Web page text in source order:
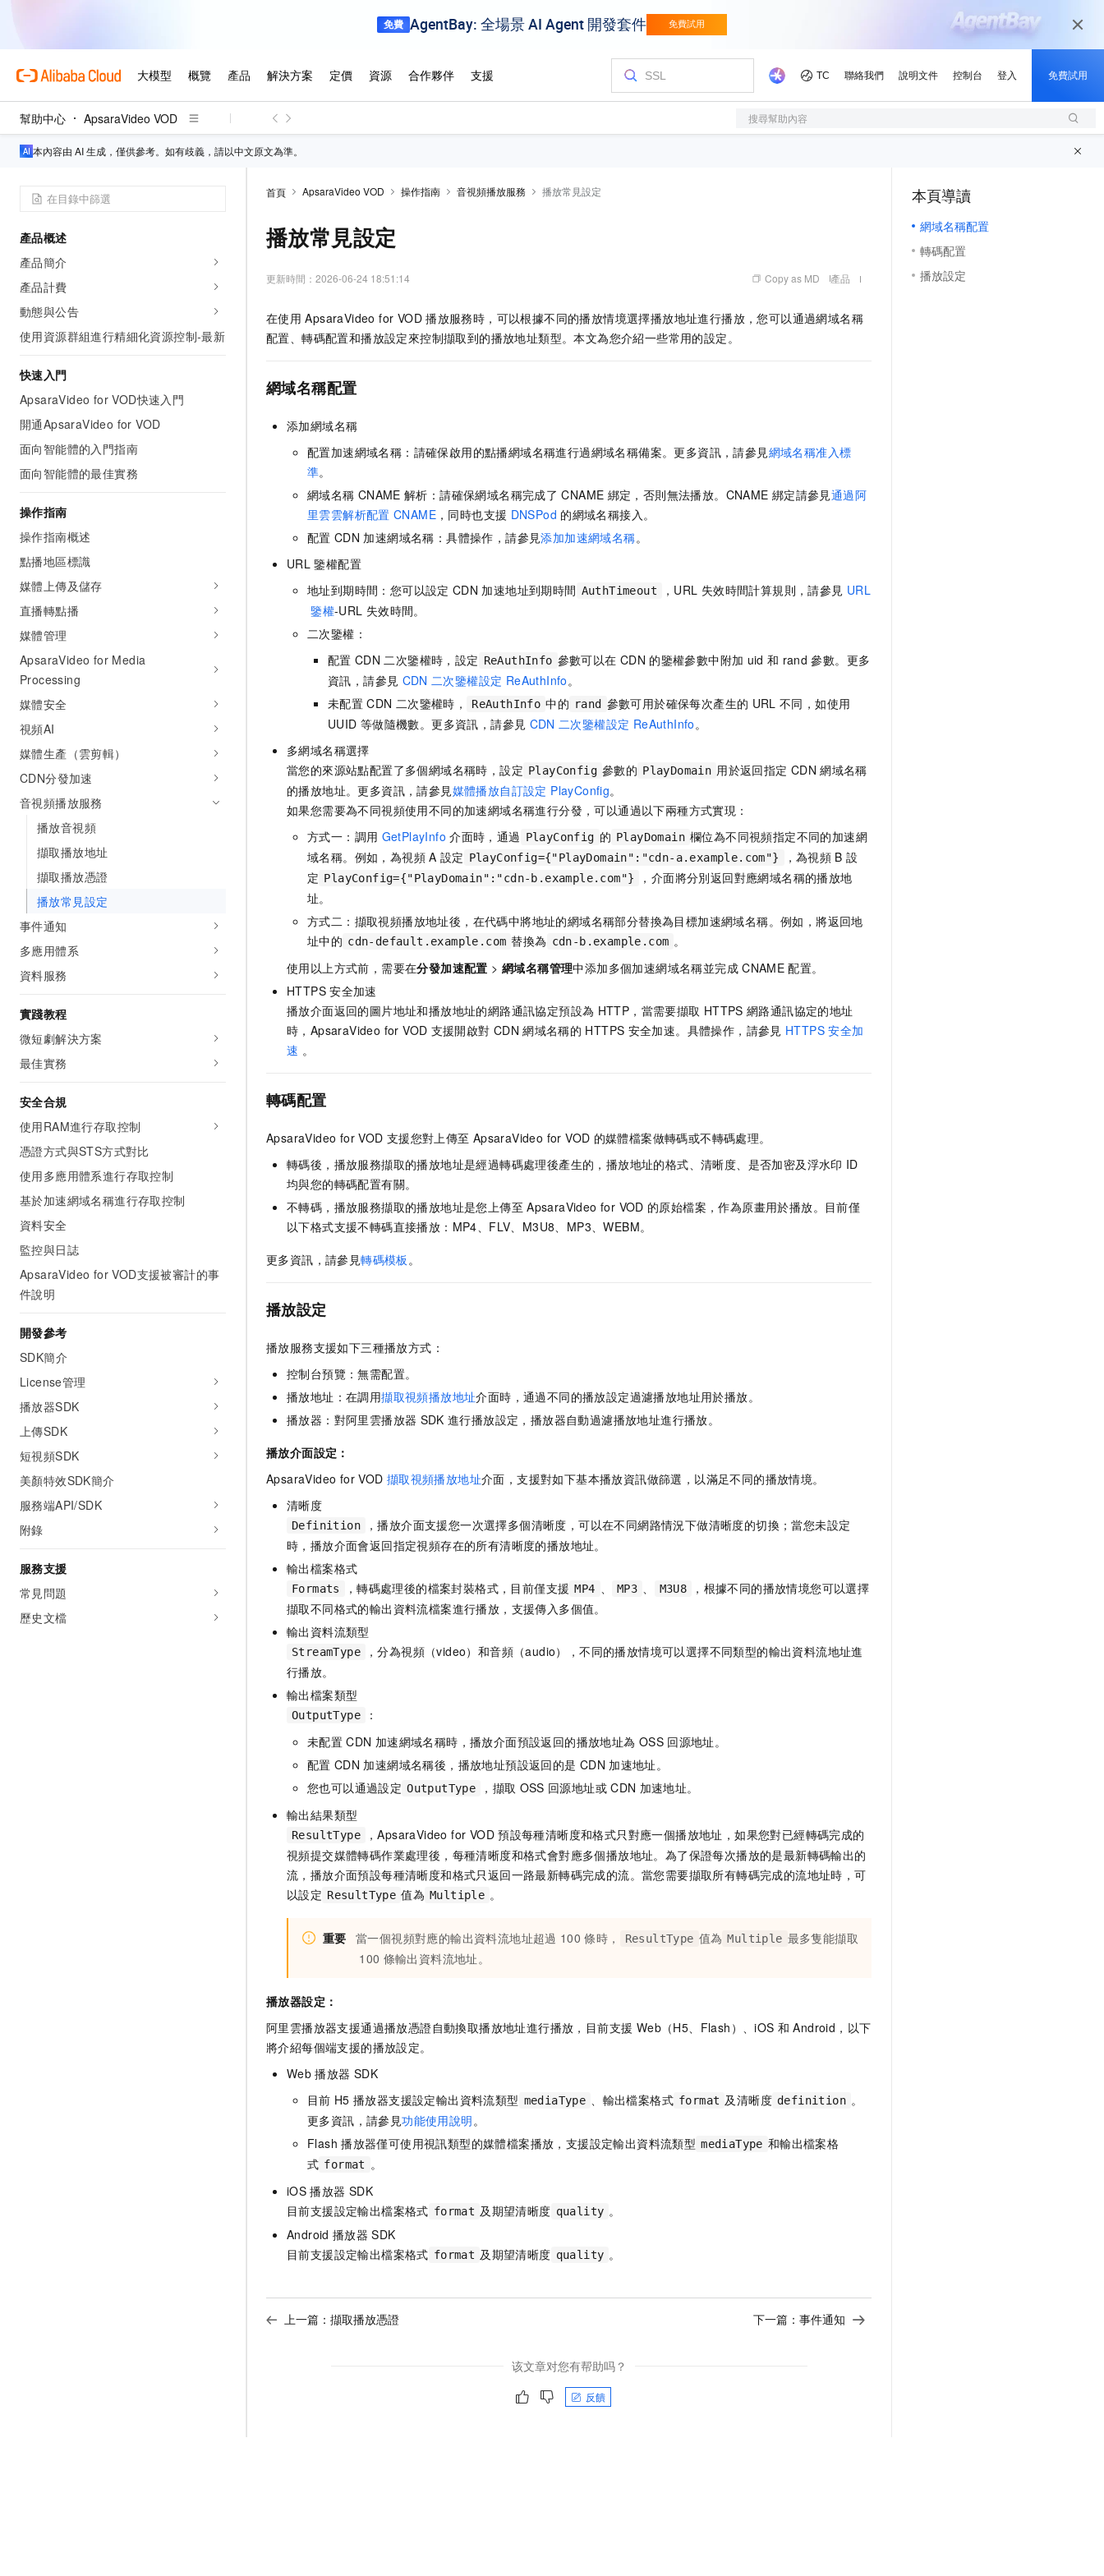
幫助中心 ApsaraVideo VOD 搜尋幫助內容
本內容由 AI 生成，僅供參考。如有歧義，請以中文原文為準。
產品概述
產品簡介
產品計費
動態與公告
使用資源群組進行精細化資源控制-最新
快速入門
ApsaraVideo for VOD快速入門
開通ApsaraVideo for VOD
面向智能體的入門指南
面向智能體的最佳實務
操作指南
操作指南概述
點播地區標識
媒體上傳及儲存
直播轉點播
媒體管理
ApsaraVideo for Media
Processing
媒體安全
視頻AI
媒體生產（雲剪輯）
CDN分發加速
音視頻播放服務
播放音視頻
擷取播放地址
擷取播放憑證
播放常見設定
事件通知
多應用體系
資料服務
實踐教程
微短劇解決方案
最佳實務
安全合規
使用RAM進行存取控制
憑證方式與STS方式對比
使用多應用體系進行存取控制
基於加速網域名稱進行存取控制
資料安全
監控與日誌
ApsaraVideo for VOD支援被審計的事
件說明
開發參考
SDK簡介
License管理
播放器SDK
上傳SDK
短視頻SDK
美顏特效SDK簡介
服務端API/SDK
附錄
服務支援
常見問題
歷史文檔
首頁 ApsaraVideo VOD 操作指南 音視頻播放服務 播放常見設定
播放常見設定
更新時間： 2026-06-24 18:51:14 Copy as MD 產品
在使用 ApsaraVideo for VOD 播放服務時，可以根據不同的播放情境選擇播放地址進行播放，您可以通過網域名稱
配置、轉碼配置和播放設定來控制擷取到的播放地址類型。本文為您介紹一些常用的設定。
網域名稱配置
添加網域名稱
配置加速網域名稱：請確保啟用的點播網域名稱進行過網域名稱備案。更多資訊，請參見網域名稱准入標
準。
網域名稱 CNAME 解析：請確保網域名稱完成了 CNAME 綁定，否則無法播放。CNAME 綁定請參見通過阿
里雲雲解析配置 CNAME ，同時也支援 DNSPod 的網域名稱接入。
配置 CDN 加速網域名稱：具體操作，請參見添加加速網域名稱。
URL 鑒權配置
地址到期時間：您可以設定 CDN 加速地址到期時間 AuthTimeout ，URL 失效時間計算規則，請參見 URL
鑒權-URL 失效時間。
二次鑒權：
配置 CDN 二次鑒權時，設定 ReAuthInfo 參數可以在 CDN 的鑒權參數中附加 uid 和 rand 參數。更多
資訊，請參見 CDN 二次鑒權設定 ReAuthInfo。
未配置 CDN 二次鑒權時， ReAuthInfo 中的 rand 參數可用於確保每次產生的 URL 不同，如使用
UUID 等做隨機數。更多資訊，請參見 CDN 二次鑒權設定 ReAuthInfo。
多網域名稱選擇
當您的來源站點配置了多個網域名稱時，設定 PlayConfig 參數的 PlayDomain 用於返回指定 CDN 網域名稱
的播放地址。更多資訊，請參見媒體播放自訂設定 PlayConfig。
如果您需要為不同視頻使用不同的加速網域名稱進行分發，可以通過以下兩種方式實現：
方式一：調用 GetPlayInfo 介面時，通過 PlayConfig 的 PlayDomain 欄位為不同視頻指定不同的加速網
域名稱。例如，為視頻 A 設定 PlayConfig={"PlayDomain":"cdn-a.example.com"} ，為視頻 B 設
定 PlayConfig={"PlayDomain":"cdn-b.example.com"}
，介面將分別返回對應網域名稱的播放地
址。
方式二：擷取視頻播放地址後，在代碼中將地址的網域名稱部分替換為目標加速網域名稱。例如，將返回地
址中的 cdn-default.example.com 替換為 cdn-b.example.com 。
使用以上方式前，需要在分發加速配置 >網域名稱管理中添加多個加速網域名稱並完成 CNAME 配置。
HTTPS 安全加速
播放介面返回的圖片地址和播放地址的網路通訊協定預設為 HTTP，當需要擷取 HTTPS 網路通訊協定的地址
時，ApsaraVideo for VOD 支援開啟對 CDN 網域名稱的 HTTPS 安全加速。具體操作，請參見 HTTPS 安全加
速 。
轉碼配置
ApsaraVideo for VOD 支援您對上傳至 ApsaraVideo for VOD 的媒體檔案做轉碼或不轉碼處理。
轉碼後，播放服務擷取的播放地址是經過轉碼處理後產生的，播放地址的格式、清晰度、是否加密及浮水印 ID
均與您的轉碼配置有關。
不轉碼，播放服務擷取的播放地址是您上傳至 ApsaraVideo for VOD 的原始檔案，作為原畫用於播放。目前僅
以下格式支援不轉碼直接播放：MP4、FLV、M3U8、MP3、WEBM。
更多資訊，請參見轉碼模板 。
播放設定
播放服務支援如下三種播放方式：
控制台預覽：無需配置。
播放地址：在調用擷取視頻播放地址介面時，通過不同的播放設定過濾播放地址用於播放。
播放器：對阿里雲播放器 SDK 進行播放設定，播放器自動過濾播放地址進行播放。
播放介面設定：
ApsaraVideo for VOD 擷取視頻播放地址介面，支援對如下基本播放資訊做篩選，以滿足不同的播放情境。
清晰度
Definition
，播放介面支援您一次選擇多個清晰度，可以在不同網路情況下做清晰度的切換；當您未設定
時，播放介面會返回指定視頻存在的所有清晰度的播放地址。
輸出檔案格式
Formats ，轉碼處理後的檔案封裝格式，目前僅支援 MP4 、 MP3 、 M3U8
，根據不同的播放情境您可以選擇
擷取不同格式的輸出資料流檔案進行播放，支援傳入多個值。
輸出資料流類型
StreamType
，分為視頻（video）和音頻（audio），不同的播放情境可以選擇不同類型的輸出資料流地址進
行播放。
輸出檔案類型
OutputType
：
未配置 CDN 加速網域名稱時，播放介面預設返回的播放地址為 OSS 回源地址。
配置 CDN 加速網域名稱後，播放地址預設返回的是 CDN 加速地址。
您也可以通過設定 OutputType ，擷取 OSS 回源地址或 CDN 加速地址。
輸出結果類型
ResultType ，ApsaraVideo for VOD 預設每種清晰度和格式只對應一個播放地址，如果您對已經轉碼完成的
視頻提交媒體轉碼作業處理後，每種清晰度和格式會對應多個播放地址。為了保證每次播放的是最新轉碼輸出的
流，播放介面預設每種清晰度和格式只返回一路最新轉碼完成的流。當您需要擷取所有轉碼完成的流地址時，可
以設定 ResultType 值為 Multiple 。
重要 當一個視頻對應的輸出資料流地址超過 100 條時， ResultType 值為 Multiple 最多隻能擷取
100 條輸出資料流地址。
播放器設定：
阿里雲播放器支援通過播放憑證自動換取播放地址進行播放，目前支援 Web（H5、Flash）、iOS 和 Android，以下
將介紹每個端支援的播放設定。
Web 播放器 SDK
目前 H5 播放器支援設定輸出資料流類型 mediaType 、輸出檔案格式 format 及清晰度 definition 。
更多資訊，請參見功能使用說明。
Flash 播放器僅可使用視訊類型的媒體檔案播放，支援設定輸出資料流類型 mediaType 和輸出檔案格
式 format 。
iOS 播放器 SDK
目前支援設定輸出檔案格式 format 及期望清晰度 quality 。
Android 播放器 SDK
目前支援設定輸出檔案格式 format 及期望清晰度 quality 。
上一篇： 擷取播放憑證 下一篇： 事件通知
该文章对您有帮助吗？
反饋
本頁導讀
網域名稱配置
轉碼配置
播放設定